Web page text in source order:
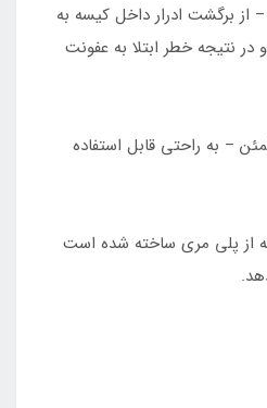
برگشت ادرار داخل کیسه به
نتیجه خطر ابتلا به عفونت
به راحتی قابل استفاده
پلی مری ساخته شده است